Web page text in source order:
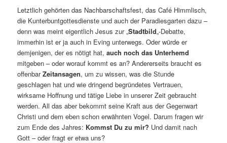
Letztlich gehörten das Nachbarschaftsfest, das Café Himmlisch,
die Kunterbuntgottesdienste und auch der Paradiesgarten dazu –
denn was meint eigentlich Jesus zur „Stadtbild„-Debatte,
immerhin ist er ja auch in Eving unterwegs. Oder würde er
demjenigen, der es nötigt hat,auch noch das Unterhemd
mitgeben – oder worauf kommt es an? Andererseits braucht es
offenbarZeitansagen, um zu wissen, was die Stunde
geschlagen hat und wie dringend begründetes Vertrauen,
wirksame Hoffnung und tätige Liebe in unserer Zeit gebraucht
werden. All das aber bekommt seine Kraft aus der Gegenwart
Christi und dem eben schon erwähnten Vogel. Darum fragen wir
zum Ende des Jahres: Kommst Du zu mir? Und damit nach
Gott – oder fragt er etwa uns?